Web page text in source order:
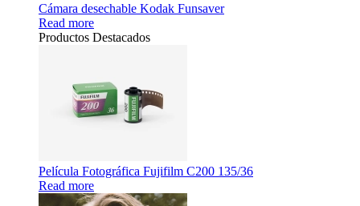
Cámara desechable Kodak Funsaver
Read more
Productos Destacados
Película Fotográfica Fujifilm C200 135/36
Read more